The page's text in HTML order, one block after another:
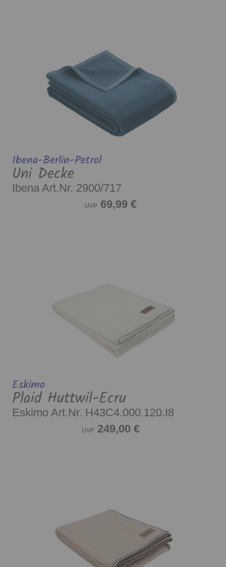
Ibena-Berlin-Petrol
Uni Decke
Ibena Art.Nr. 2900/717
UVP 69,99 €
Eskimo
Plaid Huttwil-Ecru
Eskimo Art.Nr. H43C4.000.120.I8
UVP 249,00 €